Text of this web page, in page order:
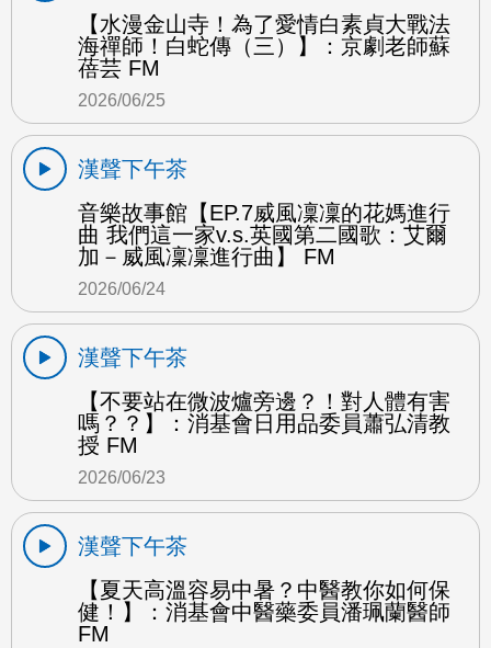
【水漫金山寺！為了愛情白素貞大戰法
海禪師！白蛇傳（三）】：京劇老師蘇
蓓芸 FM
2026/06/25
漢聲下午茶
音樂故事館【EP.7威風凜凜的花媽進行
曲 我們這一家v.s.英國第二國歌：艾爾
加－威風凜凜進行曲】 FM
2026/06/24
漢聲下午茶
【不要站在微波爐旁邊？！對人體有害
嗎？？】：消基會日用品委員蕭弘清教
授 FM
2026/06/23
漢聲下午茶
【夏天高溫容易中暑？中醫教你如何保
健！】：消基會中醫藥委員潘珮蘭醫師
FM